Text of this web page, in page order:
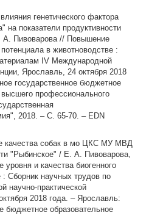
генетического фактора
на показатели продуктивности
А. Пивоварова // Повышение
в животноводстве :
IV Международной
Ярославль, 24 октября 2018
государственное бюджетное
профессионального
2018. – С. 65-70. – EDN
качества собак в мо ЦКС МУ МВД
"Рыбинское" / Е. А. Пивоварова,
и качества биогенного
: Сборник научных трудов по
научно-практической
2018 года. – Ярославль:
бюджетное образовательное